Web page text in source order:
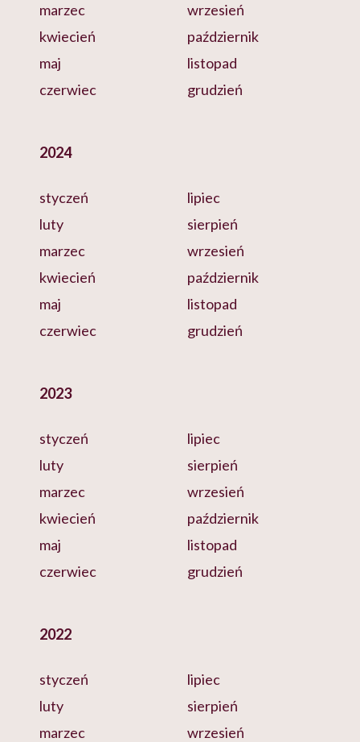
marzec
kwiecień
maj
czerwiec
wrzesień
październik
listopad
grudzień
2024
styczeń
luty
marzec
kwiecień
maj
czerwiec
lipiec
sierpień
wrzesień
październik
listopad
grudzień
2023
styczeń
luty
marzec
kwiecień
maj
czerwiec
lipiec
sierpień
wrzesień
październik
listopad
grudzień
2022
styczeń
luty
marzec
lipiec
sierpień
wrzesień